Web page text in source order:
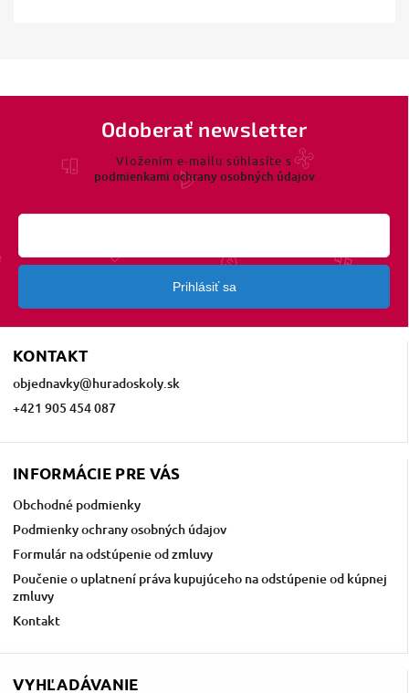
KONTAKT
objednavky@huradoskoly.sk
+421 905 454 087
INFORMÁCIE PRE VÁS
Obchodné podmienky
Podmienky ochrany osobných údajov
Formulár na odstúpenie od zmluvy
Poučenie o uplatnení práva kupujúceho na odstúpenie od kúpnej
zmluvy
Kontakt
Odoberať newsletter
Vložením e-mailu súhlasíte s
podmienkami ochrany osobných údajov
Prihlásiť sa
VYHĽADÁVANIE